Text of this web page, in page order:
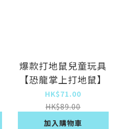
爆款打地鼠兒童玩具
【恐龍掌上打地鼠】
HK$71.00
HK$89.00
加入購物車